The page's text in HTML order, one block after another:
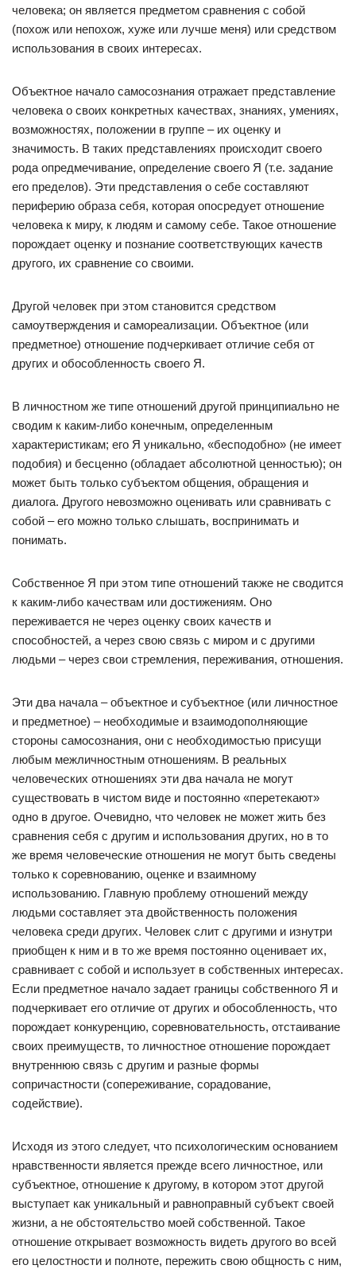
человека; он является предметом сравнения с собой
(похож или непохож, хуже или лучше меня) или средством
использования в своих интересах.
Объектное начало самосознания отражает представление
человека о своих конкретных качествах, знаниях, умениях,
возможностях, положении в группе – их оценку и
значимость. В таких представлениях происходит своего
рода опредмечивание, определение своего Я (т.е. задание
его пределов). Эти представления о себе составляют
периферию образа себя, которая опосредует отношение
человека к миру, к людям и самому себе. Такое отношение
порождает оценку и познание соответствующих качеств
другого, их сравнение со своими.
Другой человек при этом становится средством
самоутверждения и самореализации. Объектное (или
предметное) отношение подчеркивает отличие себя от
других и обособленность своего Я.
В личностном же типе отношений другой принципиально не
сводим к каким-либо конечным, определенным
характеристикам; его Я уникально, «бесподобно» (не имеет
подобия) и бесценно (обладает абсолютной ценностью); он
может быть только субъектом общения, обращения и
диалога. Другого невозможно оценивать или сравнивать с
собой – его можно только слышать, воспринимать и
понимать.
Собственное Я при этом типе отношений также не сводится
к каким-либо качествам или достижениям. Оно
переживается не через оценку своих качеств и
способностей, а через свою связь с миром и с другими
людьми – через свои стремления, переживания, отношения.
Эти два начала – объектное и субъектное (или личностное
и предметное) – необходимые и взаимодополняющие
стороны самосознания, они с необходимостью присущи
любым межличностным отношениям. В реальных
человеческих отношениях эти два начала не могут
существовать в чистом виде и постоянно «перетекают»
одно в другое. Очевидно, что человек не может жить без
сравнения себя с другим и использования других, но в то
же время человеческие отношения не могут быть сведены
только к соревнованию, оценке и взаимному
использованию. Главную проблему отношений между
людьми составляет эта двойственность положения
человека среди других. Человек слит с другими и изнутри
приобщен к ним и в то же время постоянно оценивает их,
сравнивает с собой и использует в собственных интересах.
Если предметное начало задает границы собственного Я и
подчеркивает его отличие от других и обособленность, что
порождает конкуренцию, соревновательность, отстаивание
своих преимуществ, то личностное отношение порождает
внутреннюю связь с другим и разные формы
сопричастности (сопереживание, сорадование,
содействие).
Исходя из этого следует, что психологическим основанием
нравственности является прежде всего личностное, или
субъектное, отношение к другому, в котором этот другой
выступает как уникальный и равноправный субъект своей
жизни, а не обстоятельство моей собственной. Такое
отношение открывает возможность видеть другого во всей
его целостности и полноте, пережить свою общность с ним,